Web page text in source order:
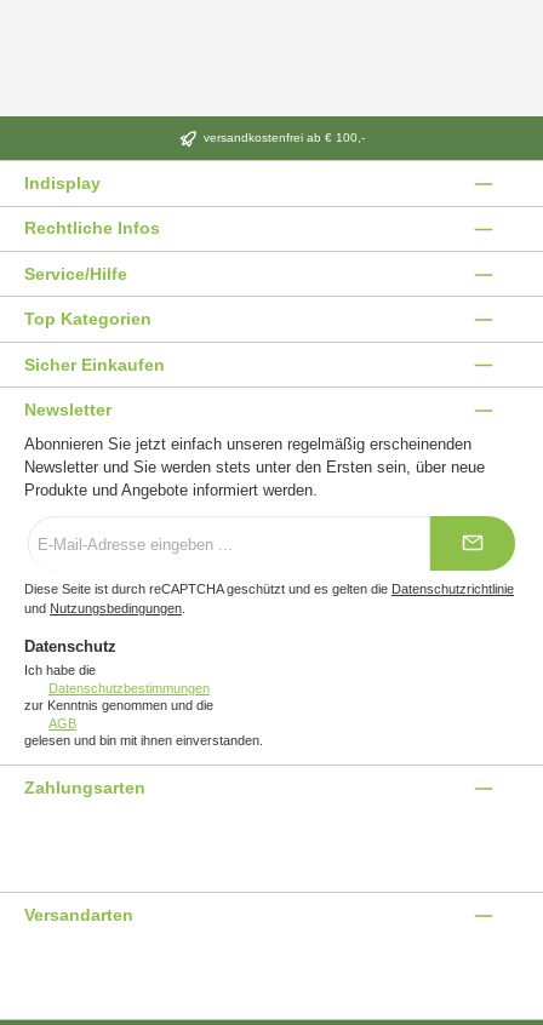
versandkostenfrei ab € 100,-
Indisplay
Rechtliche Infos
Service/Hilfe
Top Kategorien
Sicher Einkaufen
Newsletter
Abonnieren Sie jetzt einfach unseren regelmäßig erscheinenden
Newsletter und Sie werden stets unter den Ersten sein, über neue
Produkte und Angebote informiert werden.
Mail-
Diese Seite ist durch reCAPTCHA geschützt und es gelten die Datenschutzrichtlinie
und Nutzungsbedingungen
Datenschutz
Ich habe die
Datenschutzbestimmungen
zur Kenntnis genommen und die
AGB
gelesen und bin mit ihnen einverstanden.
Zahlungsarten
Versandarten